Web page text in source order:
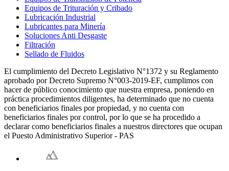
Equipos de Trituración y Cribado
Lubricación Industrial
Lubricantes para Minería
Soluciones Anti Desgaste
Filtración
Sellado de Fluidos
El cumplimiento del Decreto Legislativo N°1372 y su Reglamento
aprobado por Decreto Supremo N°003-2019-EF, cumplimos con
hacer de público conocimiento que nuestra empresa, poniendo en
práctica procedimientos diligentes, ha determinado que no cuenta
con beneficiarios finales por propiedad, y no cuenta con
beneficiarios finales por control, por lo que se ha procedido a
declarar como beneficiarios finales a nuestros directores que ocupan
el Puesto Administrativo Superior - PAS